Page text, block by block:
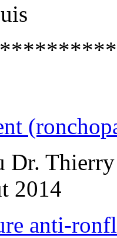
Dr.
2014
anti-